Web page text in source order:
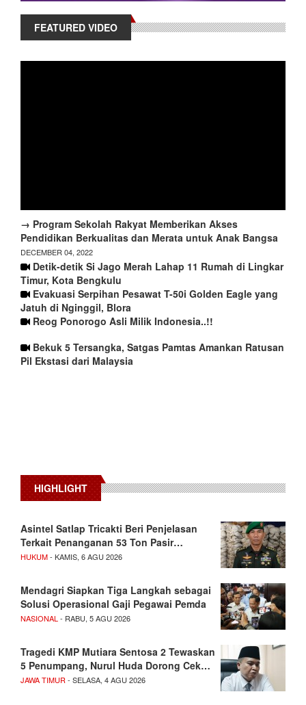
FEATURED VIDEO
→ Program Sekolah Rakyat Memberikan Akses
Pendidikan Berkualitas dan Merata untuk Anak Bangsa
DECEMBER 04, 2022
Detik-detik Si Jago Merah Lahap 11 Rumah di Lingkar
Timur, Kota Bengkulu
Evakuasi Serpihan Pesawat T-50i Golden Eagle yang
Jatuh di Nginggil, Blora
Reog Ponorogo Asli Milik Indonesia..!!
Bekuk 5 Tersangka, Satgas Pamtas Amankan Ratusan
Pil Ekstasi dari Malaysia
HIGHLIGHT
Asintel Satlap Tricakti Beri Penjelasan
Terkait Penanganan 53 Ton Pasir…
HUKUM- KAMIS, 6 AGU 2026
Mendagri Siapkan Tiga Langkah sebagai
Solusi Operasional Gaji Pegawai Pemda
NASIONAL - RABU, 5 AGU 2026
Tragedi KMP Mutiara Sentosa 2 Tewaskan
5 Penumpang, Nurul Huda Dorong Cek…
JAWA TIMUR - SELASA, 4 AGU 2026